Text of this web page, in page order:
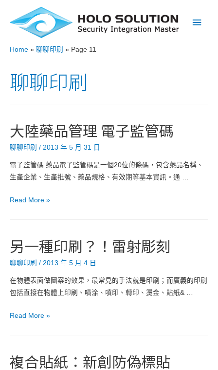
Main
Home 聊聊印刷 Page 11
聊聊印刷
大陸藥品管理 電子監管碼
聊聊印刷 / 2013 年 5 月 31 日
電子監管碼 藥品電子監管碼是一個20位的條碼，包含藥品名稱、
生產企業、生產批號、藥品規格、有效期等基本資訊。通 …
大
管
理
子
監
Read More »
另一種印刷？！雷射彫刻
聊聊印刷 / 2013 年 5 月 4 日
在物體表面做圖案的效果，最常見的手法就是印刷；而廣義的印刷
包括直接在物體上印刷、噴涂、噴印、轉印、燙金、貼紙& …
另
刷？！
Read More »
複合貼紙：新創防偽標貼